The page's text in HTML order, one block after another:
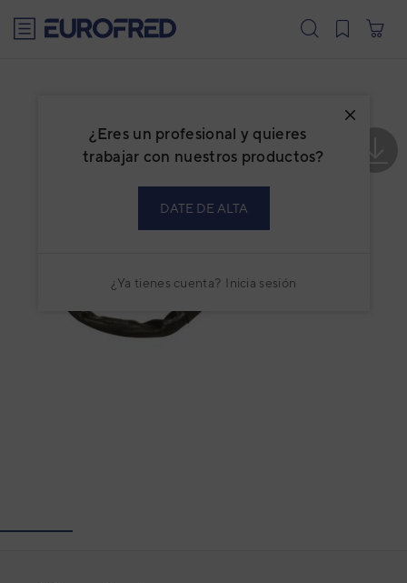
¿Eres un profesional y quieres
trabajar con nuestros productos?
DATE DE ALTA
¿Ya tienes cuenta? Inicia sesión